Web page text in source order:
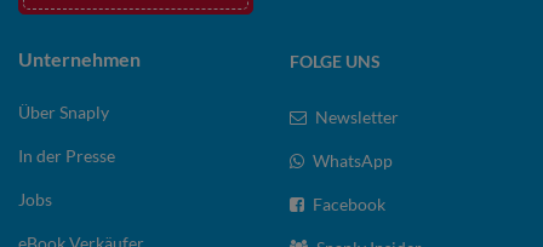
Unternehmen
Über Snaply
In der Presse
Jobs
eBook Verkäufer
FOLGE UNS
Newsletter
WhatsApp
Facebook